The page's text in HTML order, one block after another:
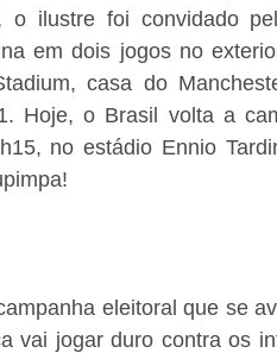
o ilustre foi convidado
em dois jogos no
casa do
Hoje, o Brasil volta a
no estádio Ennio
eleitoral que se
vai jogar duro contra os